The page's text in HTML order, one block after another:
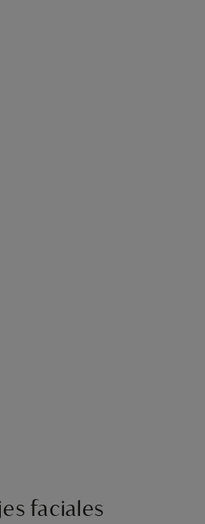
faciales